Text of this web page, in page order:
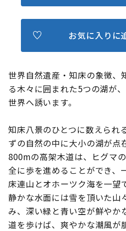
このサイトについて
動画ライブラリー
お問い合わせ
世界自然遺産・知床の象徴、
る木々に囲まれた5つの湖が
世界へ誘います。
知床八景のひとつに数えられ
ずの自然の中に大小の湖が点
800mの高架木道は、ヒグマ
全に歩を進めることができ、
床連山とオホーツク海を一望
静かな水面には雪を頂いた山
み、深い緑と青い空が鮮やか
道を歩けば、爽やかな潮風が
お気に入りに